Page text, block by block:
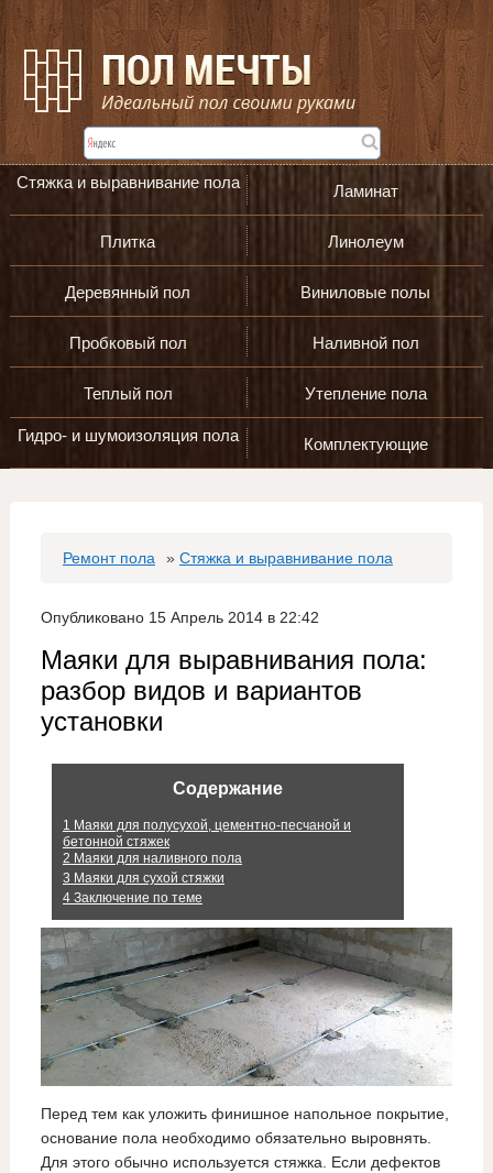
Стяжка и выравнивание пола Ламинат
Плитка Линолеум
Деревянный пол Виниловые полы
Пробковый пол Наливной пол
Теплый пол Утепление пола
Гидро- и шумоизоляция пола Комплектующие
Ремонт пола » Стяжка и выравнивание пола
Опубликовано 15 Апрель 2014 в 22:42
Маяки для выравнивания пола:
разбор видов и вариантов
установки
Содержание
1 Маяки для полусухой, цементно-песчаной и
бетонной стяжек
2 Маяки для наливного пола
3 Маяки для сухой стяжки
4Заключение по теме
Перед тем как уложить финишное напольное покрытие,
основание пола необходимо обязательно выровнять.
Для этого обычно используется стяжка. Если дефектов